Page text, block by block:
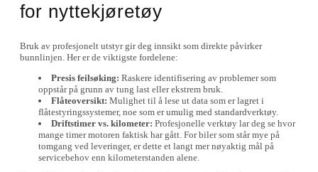
for nyttekjøretøy
Bruk av profesjonelt utstyr gir deg innsikt som direkte påvirker
bunnlinjen. Her er de viktigste fordelene:
Presis feilsøking: Raskere identifisering av problemer som
oppstår på grunn av tung last eller ekstrem bruk.
Flåteoversikt: Mulighet til å lese ut data som er lagret i
flåtestyringssystemer, noe som er umulig med standardverktøy.
Driftstimer vs. kilometer: Profesjonelle verktøy lar deg se hvor
mange timer motoren faktisk har gått. For biler som står mye på
tomgang ved leveringer, er dette et langt mer nøyaktig mål på
servicebehov enn kilometerstanden alene.